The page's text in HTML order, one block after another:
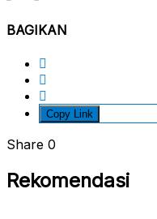
BAGIKAN
Copy Link
Share 0
Rekomendasi